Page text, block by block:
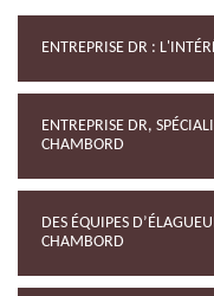
ENTREPRISE DR :
ENTREPRISE DR,
CHAMBORD
DES ÉQUIPES
CHAMBORD